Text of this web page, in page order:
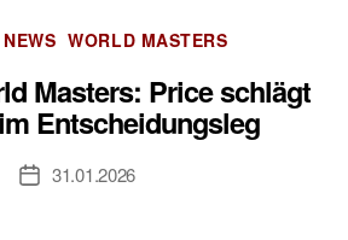
Kategorien
NEWS WORLD MASTERS
Masters: Price schlägt
Entscheidungsleg
Veröffentlichungsdatum
31.01.2026